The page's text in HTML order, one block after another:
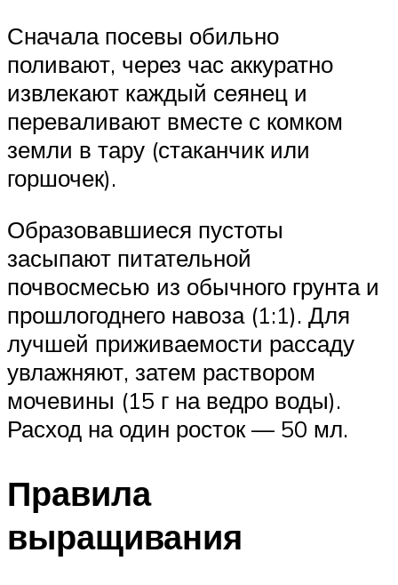
Сначала посевы обильно
поливают, через час аккуратно
извлекают каждый сеянец и
переваливают вместе с комком
земли в тару (стаканчик или
горшочек).
Образовавшиеся пустоты
засыпают питательной
почвосмесью из обычного грунта и
прошлогоднего навоза (1:1). Для
лучшей приживаемости рассаду
увлажняют, затем раствором
мочевины (15 г на ведро воды).
Расход на один росток — 50 мл.
Правила
выращивания